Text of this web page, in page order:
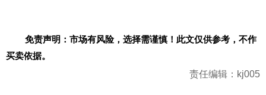
免责声明：市场有风险，选择需谨慎！此文仅供参考，不作
买卖依据。
责任编辑：kj005